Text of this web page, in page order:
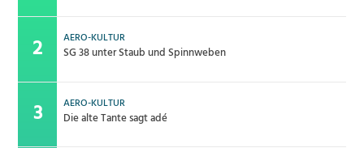
AERO-KULTUR
SG 38 unter Staub und Spinnweben
AERO-KULTUR
Die alte Tante sagt adé